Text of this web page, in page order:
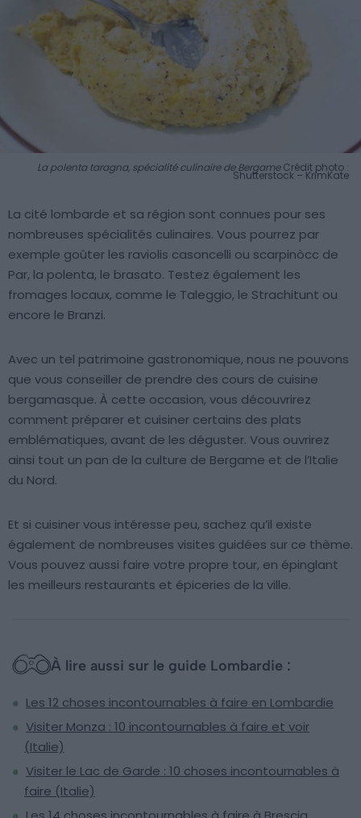
La polenta taragna, spécialité culinaire de BergameCrédit photo :
Shutterstock – KrimKate
La cité lombarde et sa région sont connues pour ses
nombreuses spécialités culinaires. Vous pourrez par
exemple goûter les raviolis casoncelli ou scarpinòcc de
Par, la polenta, le brasato. Testez également les
fromages locaux, comme le Taleggio, le Strachitunt ou
encore le Branzi.
Avec un tel patrimoine gastronomique, nous ne pouvons
que vous conseiller de prendre des cours de cuisine
bergamasque. À cette occasion, vous découvrirez
comment préparer et cuisiner certains des plats
emblématiques, avant de les déguster. Vous ouvrirez
ainsi tout un pan de la culture de Bergame et de l’Italie
du Nord.
Et si cuisiner vous intéresse peu, sachez qu’il existe
également de nombreuses visites guidées sur ce thème.
Vous pouvez aussi faire votre propre tour, en épinglant
les meilleurs restaurants et épiceries de la ville.
À lire aussi sur le guide Lombardie :
Les 12 choses incontournables à faire en Lombardie
Visiter Monza : 10 incontournables à faire et voir
(Italie)
Visiter le Lac de Garde : 10 choses incontournables à
faire (Italie)